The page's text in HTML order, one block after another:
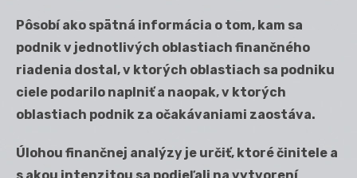
Pôsobí ako spätná informácia o tom, kam sa
podnik v jednotlivých oblastiach finančného
riadenia dostal, v ktorých oblastiach sa podniku
ciele podarilo naplniť a naopak, v ktorých
oblastiach podnik za očakávaniami zaostáva.
Úlohou finančnej analýzy je určiť, ktoré činitele a